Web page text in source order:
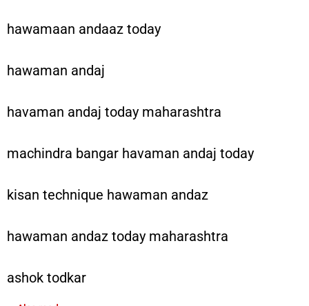
hawamaan andaaz today
hawaman andaj
havaman andaj today maharashtra
machindra bangar havaman andaj today
kisan technique hawaman andaz
hawaman andaz today maharashtra
ashok todkar